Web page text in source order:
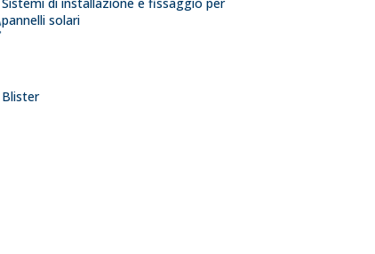
pannelli solari
Blister